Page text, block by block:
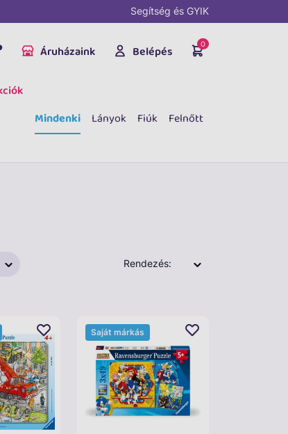
Segítség és GYIK
Áruházaink Belépés 0
Mindenki
Lányok Fiúk Felnőtt
Rendezés:
Saját márkás